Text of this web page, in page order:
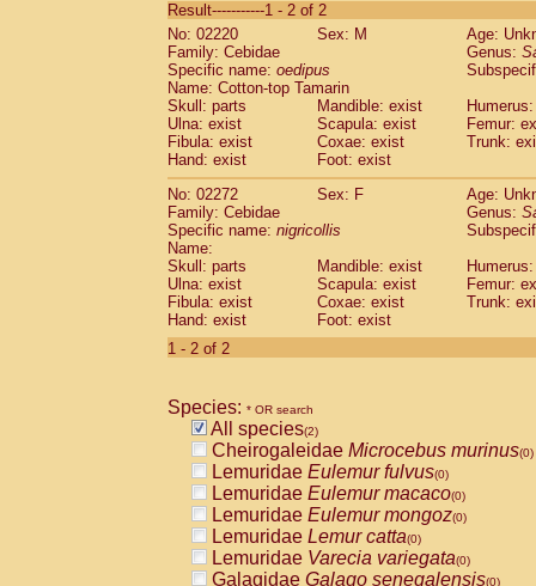
CebidaeSaguinus labiatus(0)
Cebidae Saguinus leucopus (0)
Cebidae
CebidaeSaguinus mystax
Cebidae Saguinus nigricollis (1)
Cebidae Saguinus oedipus
Cebidae Saguinus weddelli
Cebidae Saguinusspp.
Cebidae Aotus trivirgatus
Cebidae
CebidaeCebus apella
Cebidae
Cebidae Cebus nigrivittatus
Cebidae Cebusspp.(0)
Cebidae Saimiri boliviensis
CebidaeSaimiri sciureus(0)
AtelidaeAlouatta caraya(0)
Atelidae Alouatta seniculus
AtelidaeAlouatta
AtelidaeAteles belzebuth(0)
AtelidaeAteles geoffroyi(0)
AtelidaeAteles paniscus(0)
AtelidaeAtelesspp. (0)
AtelidaeLagothrix lagothricha
AtelidaeLagothrix lagothricha cana
PitheciidaeCacajao calvus
Result-----------1 - 2 of 2
No: 02220
Sex: M
Age:
Family: Cebidae
Genus:
Specific name: oedipus
Name: Cotton-top Tamarin
Skull: parts
Mandible: exist
Ulna: exist
Scapula: exist
Femur:
Fibula: exist
Coxae: exist
Trunk:
Hand: exist
Foot: exist
No: 02272
Sex: F
Age:
Family: Cebidae
Genus:
Specific name: nigricollis
Name:
Skull: parts
Mandible: exist
Ulna: exist
Scapula: exist
Femur:
Fibula: exist
Coxae: exist
Trunk:
Hand: exist
Foot: exist
1 - 2 of 2
Species: * OR search
All species(2)
Cheirogaleidae Microcebus murinus(0)
Lemuridae Eulemur fulvus(0)
Lemuridae Eulemur macaco(0)
Lemuridae Eulemur mongoz(0)
Lemuridae Lemur catta(0)
Lemuridae Varecia variegata(0)
Galagidae Galago senegalensis(0)